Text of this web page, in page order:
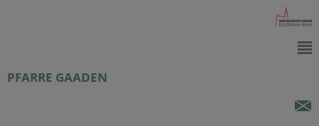
PFARRE GAADEN